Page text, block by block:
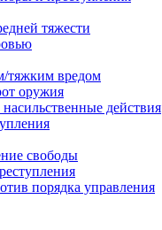
тяжести
тяжким вредом
оружия
действия
свободы
порядка управления